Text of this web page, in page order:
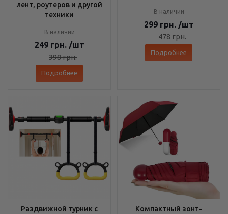
лент, роутеров и другой
техники
В наличии
249 грн. /шт
398грн.
Подробнее
В наличии
299 грн. /шт
478грн.
Подробнее
Раздвижной турник с
Компактный зонт-